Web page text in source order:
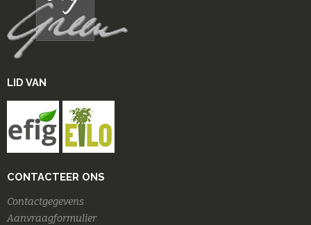
LID VAN
CONTACTEER ONS
Contactgegevens
Aanvraagformulier